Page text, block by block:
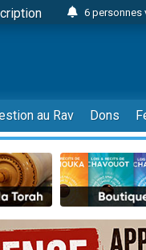
6 personnes
4
Il reste
23
Eva vient de
4 personnes
3 personnes
au Rav Dons